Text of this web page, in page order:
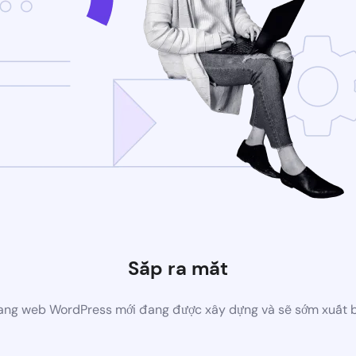
Sắp ra mắt
web WordPress mới đang được xây dựng và sẽ sớm xuất